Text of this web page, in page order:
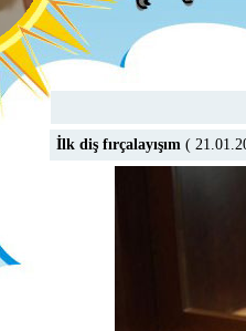
İlk diş fırçalayışım (